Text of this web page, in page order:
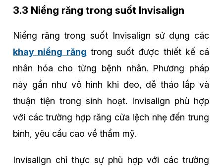
3.3 Niềng răng trong suốt Invisalign
Niềng răng trong suốt Invisalign sử dụng các
khay niềng răng trong suốt được thiết kế cá
nhân hóa cho từng bệnh nhân. Phương pháp
này gần như vô hình khi đeo, dễ tháo lắp và
thuận tiện trong sinh hoạt. Invisalign phù hợp
với các trường hợp răng cửa lệch nhẹ đến trung
bình, yêu cầu cao về thẩm mỹ.
Invisalign chỉ thực sự phù hợp với các trường